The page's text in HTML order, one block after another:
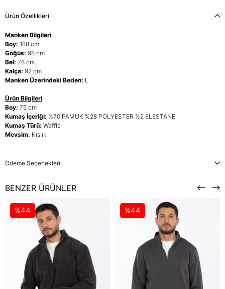
Ürün Özellikleri
Manken Bilgileri
Boy: 188 cm
Göğüs: 98 cm
Bel: 78 cm
Kalça: 92 cm
Manken Üzerindeki Beden: L
Ürün Bilgileri
Boy: 75 cm
Kumaş İçeriği: %70 PAMUK %28 POLYESTER %2 ELESTANE
Kumaş Türü: Waffle
Mevsim: Kışlık
Ödeme Seçenekleri
BENZER ÜRÜNLER
%44 %44